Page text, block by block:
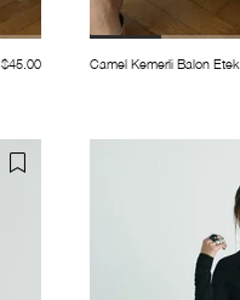
$45.00 Camel Kemerli Balon Etek